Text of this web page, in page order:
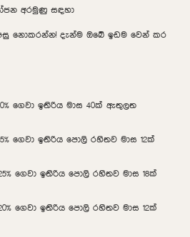
අරමුණු සඳහා
නොකරන්න! දැන්ම ඔබේ ඉඩම වෙන් කර
ගෙවා ඉතිරිය මාස 40ක් ඇතුලත
ගෙවා ඉතිරිය පොලි රහිතව මාස 12ක්
ගෙවා ඉතිරිය පොලි රහිතව මාස 18ක්
ගෙවා ඉතිරිය පොලි රහිතව මාස 12ක්